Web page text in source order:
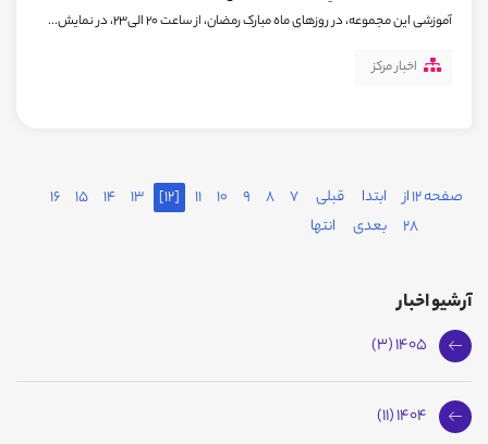
آموزشی این مجموعه، در روزهای ماه مبارک رمضان، از ساعت 20 الی23، در نمایش...
اخبار مرکز
صفحه 12 از
28
ابتدا قبلی 7
8
9
10
11
[12]
13
14
15
16
بعدی
انتها
آرشیو اخبار
1405 (3)
1404 (11)